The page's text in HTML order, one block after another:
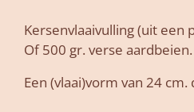
Kersenvlaaivulling (uit een
Of 500 gr. verse aardbeien.
Een (vlaai)vorm van 24